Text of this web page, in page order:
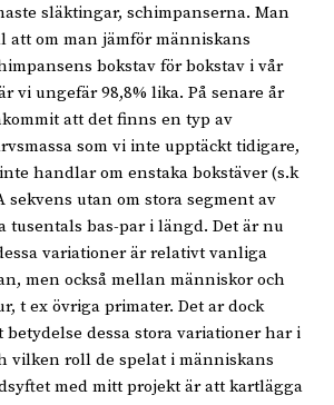
släktingar, schimpanserna. Man
om man jämför människans
bokstav för bokstav i vår
vi ungefär 98,8% lika. På senare år
att det finns en typ av
som vi inte upptäckt tidigare,
handlar om enstaka bokstäver (s.k
sekvens utan om stora segment av
tusentals bas-par i längd. Det är nu
variationer är relativt vanliga
men också mellan människor och
t ex övriga primater. Det ar dock
dessa stora variationer har i
vilken roll de spelat i människans
med mitt projekt är att kartlägga